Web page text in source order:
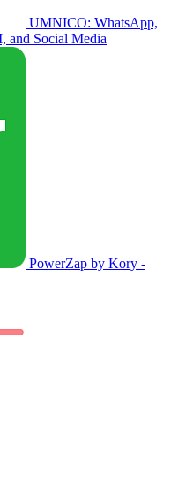
UMNICO: WhatsApp,
and Social Media
PowerZap by Kory -